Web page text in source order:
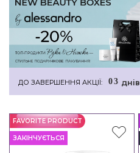
ДО ЗАВЕРШЕННЯ АКЦІЇ: 03 днiв
FAVORITE PRODUCT
ЗАКІНЧУЄТЬСЯ